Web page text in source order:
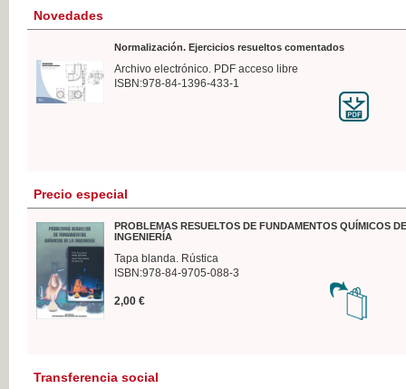
Novedades
Normalización. Ejercicios resueltos comentados
Archivo electrónico. PDF acceso libre
ISBN:978-84-1396-433-1
Precio especial
PROBLEMAS RESUELTOS DE FUNDAMENTOS QUÍMICOS
INGENIERÍA
Tapa blanda. Rústica
ISBN:978-84-9705-088-3
2,00 €
Transferencia social